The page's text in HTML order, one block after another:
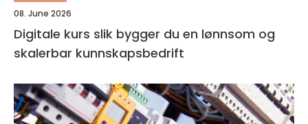
08. June 2026
Digitale kurs slik bygger du en lønnsom og
skalerbar kunnskapsbedrift